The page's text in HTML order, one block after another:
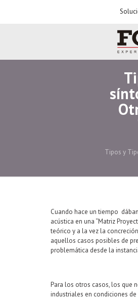
Tipos y
Cuando hace un tiempo
acústica en una “Matriz
teórico y a la vez la
aquellos casos posibles de
problemática desde la
Para los otros casos, los que
industriales en condiciones